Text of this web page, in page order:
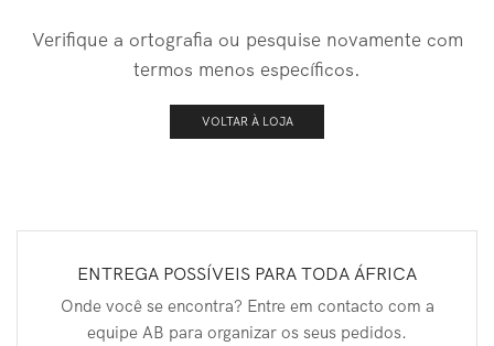
Verifique a ortografia ou pesquise novamente com
termos menos específicos.
VOLTAR À LOJA
ENTREGA POSSÍVEIS PARA TODA ÁFRICA
Onde você se encontra? Entre em contacto com a
equipe AB para organizar os seus pedidos.